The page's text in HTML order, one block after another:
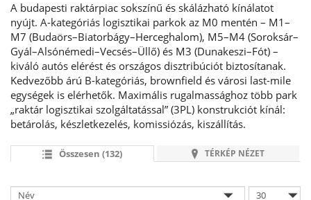
A budapesti raktárpiac sokszínű és skálázható kínálatot
nyújt. A-kategóriás logisztikai parkok az M0 mentén – M1–
M7 (Budaörs–Biatorbágy–Herceghalom), M5–M4 (Soroksár–
Gyál–Alsónémedi–Vecsés–Üllő) és M3 (Dunakeszi–Fót) –
kiváló autós elérést és országos disztribúciót biztosítanak.
Kedvezőbb árú B-kategóriás, brownfield és városi last-mile
egységek is elérhetők. Maximális rugalmassághoz több park
„raktár logisztikai szolgáltatással” (3PL) konstrukciót kínál:
betárolás, készletkezelés, komissiózás, kiszállítás.
Összesen (132) TÉRKÉP NÉZET